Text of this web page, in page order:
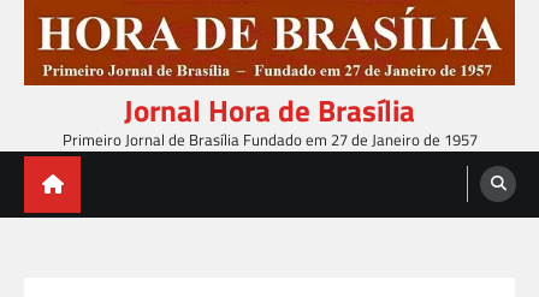
content
Jornal Hora de Brasília
Primeiro Jornal de Brasília Fundado em 27 de Janeiro de 1957